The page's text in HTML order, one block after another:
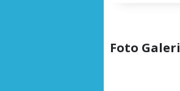
Foto Galeri